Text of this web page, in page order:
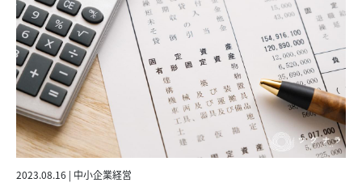
2023.08.16 | 中小企業経営